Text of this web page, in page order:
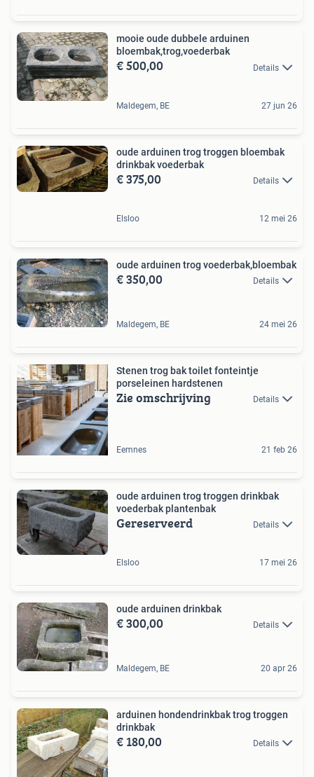
mooie oude dubbele arduinen
bloembak,trog,voederbak
€ 500,00 Details
Maldegem, BE 27 jun 26
oude arduinen trog troggen bloembak
drinkbak voederbak
€ 375,00 Details
Elsloo 12 mei 26
oude arduinen trog voederbak,bloembak
€ 350,00 Details
Maldegem, BE 24 mei 26
Stenen trog bak toilet fonteintje
porseleinen hardstenen
Zie omschrijving Details
Eemnes 21 feb 26
oude arduinen trog troggen drinkbak
voederbak plantenbak
Gereserveerd Details
Elsloo 17 mei 26
oude arduinen drinkbak
€ 300,00 Details
Maldegem, BE 20 apr 26
arduinen hondendrinkbak trog troggen
drinkbak
€ 180,00 Details